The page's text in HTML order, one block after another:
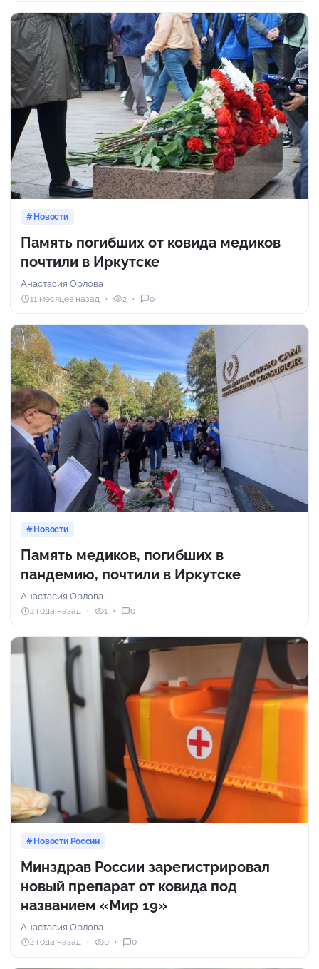
Новости
Память погибших от ковида медиков
почтили в Иркутске
Анастасия Орлова
11 месяцев назад 2 0
Новости
Память медиков, погибших в
пандемию, почтили в Иркутске
Анастасия Орлова
2 года назад 1 0
Новости России
Минздрав России зарегистрировал
новый препарат от ковида под
названием «Мир 19»
Анастасия Орлова
2 года назад 0 0